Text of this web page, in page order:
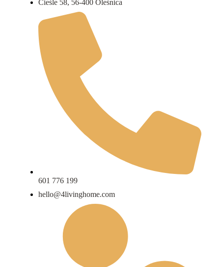
Cieśle 58, 56-400 Oleśnica
601 776 199
hello@4livinghome.com